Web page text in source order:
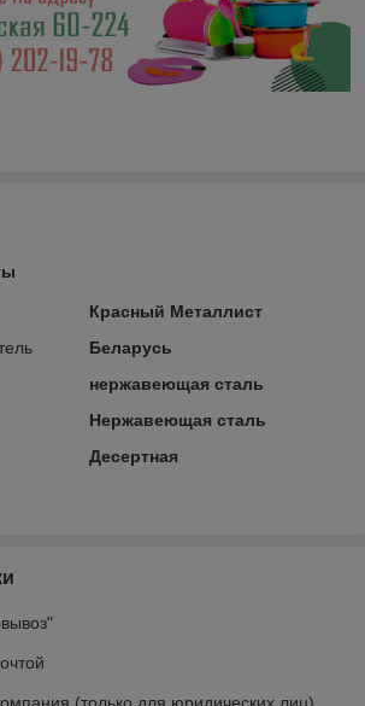
Красный Металлист
Беларусь
нержавеющая сталь
Нержавеющая сталь
Десертная
(только для юридических лиц)